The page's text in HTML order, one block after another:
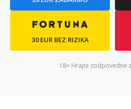
30 EUR BEZ RIZIKA
18+ Hrajte zodpovedne